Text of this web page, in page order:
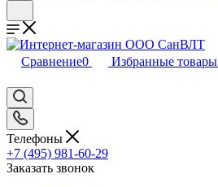
Сравнение0 Избранные товары
Телефоны
+7 (495) 981-60-29
Заказать звонок